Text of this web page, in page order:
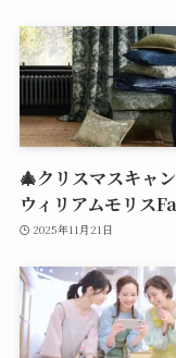
🎄クリスマスキャ
ウィリアムモリス
2025年11月21日